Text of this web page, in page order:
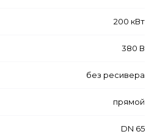
200 кВт
380 В
без ресивера
прямой
DN 65